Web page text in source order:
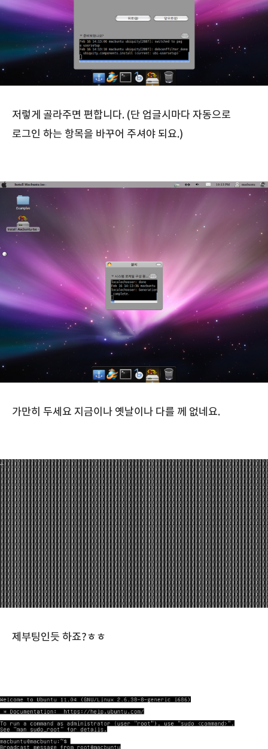
저렇게 골라주면 편합니다. (단 업글시마다 자동으로
로그인 하는 항목을 바꾸어 주셔야 되요.)
가만히 두세요 지금이나 옛날이나 다를 께 없네요.
제부팅인듯 하죠?ㅎㅎ